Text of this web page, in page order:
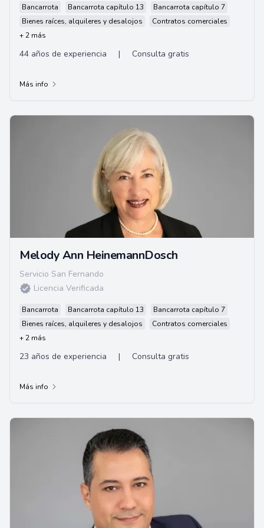
Bancarrota Bancarrota capítulo 13
Bancarrota capítulo 7
Bienes raíces, alquileres y desalojos
Contratos comerciales
+ 2 más
44 años de experiencia | Consulta gratis
Más info
Melody Ann HeinemannDosch
Servicio San Fernando
Licencia Verificada
Bancarrota Bancarrota capítulo 13
Bancarrota capítulo 7
Bienes raíces, alquileres y desalojos
Contratos comerciales
+ 2 más
23 años de experiencia | Consulta gratis
Más info